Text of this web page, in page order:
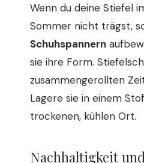
Wenn du deine Stiefel
Sommer nicht trägst,
Schuhspannern
sie ihre Form.
zusammengerollten
Lagere sie in einem
trockenen, kühlen Ort.
Nachhaltigkeit